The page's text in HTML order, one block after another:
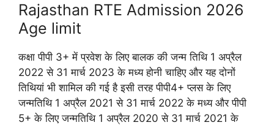
Rajasthan RTE Admission 2026
Age limit
कक्षा पीपी 3+ में प्रवेश के लिए बालक की जन्म तिथि 1 अप्रैल
2022 से 31 मार्च 2023 के मध्य होनी चाहिए और यह दोनों
तिथियां भी शामिल की गई है इसी तरह पीपी4+ प्लस के लिए
जन्मतिथि 1 अप्रैल 2021 से 31 मार्च 2022 के मध्य और पीपी
5+ के लिए जन्मतिथि 1 अप्रैल 2020 से 31 मार्च 2021 के